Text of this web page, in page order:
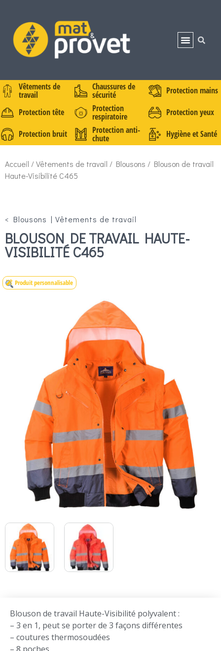
Vêtements de
travail
Chaussures de
sécurité
Protection mains
Protection tête
Protection
respiratoire
Protection yeux
Protection bruit
Protection anti-
chute Hygiène et Santé
Accueil /Vêtements de travail / Blousons / Blouson de travail
Haute-Visibilité C465
< Blousons | Vêtements de travail
BLOUSON DE TRAVAIL HAUTE-
VISIBILITÉ C465
Produit personnalisable
Blouson de travail Haute-Visibilité polyvalent :
– 3 en 1, peut se porter de 3 façons différentes
– coutures thermosoudées